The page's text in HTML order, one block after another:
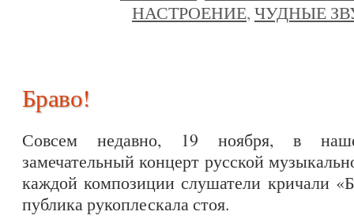
НАСТРОЕНИЕ, ЧУДНЫЕ
Браво!
Совсем недавно, 19 ноября, в
замечательный концерт русской
каждой композиции слушатели кричали
публика рукоплескала стоя.